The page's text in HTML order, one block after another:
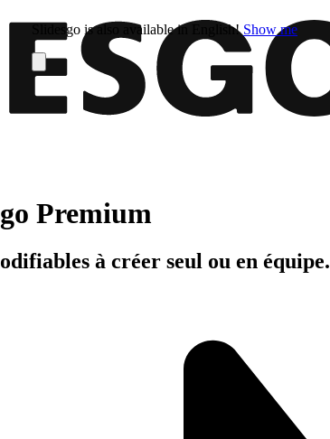
Slidesgo is also available in English! Show me
Premium
à créer seul ou en équipe.